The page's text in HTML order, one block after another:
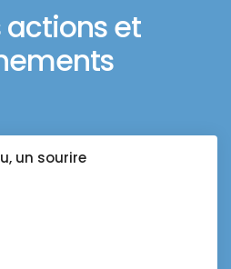
actions et
un sourire